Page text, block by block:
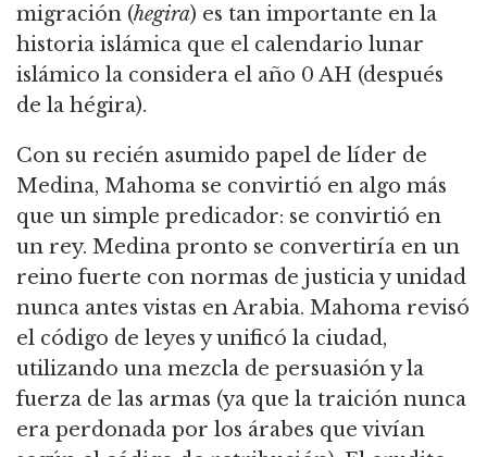
migración (hegira) es tan importante en la
historia islámica que el calendario lunar
islámico la considera el año 0 AH (después
de la hégira).
Con su recién asumido papel de líder de
Medina, Mahoma se convirtió en algo más
que un simple predicador: se convirtió en
un rey. Medina pronto se convertiría en un
reino fuerte con normas de justicia y unidad
nunca antes vistas en Arabia. Mahoma revisó
el código de leyes y unificó la ciudad,
utilizando una mezcla de persuasión y la
fuerza de las armas (ya que la traición nunca
era perdonada por los árabes que vivían